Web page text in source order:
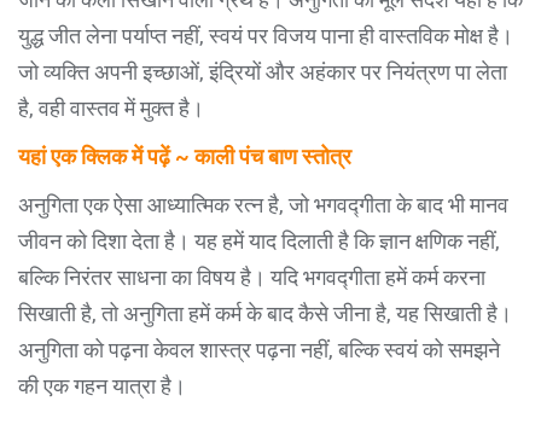
युद्ध जीत लेना पर्याप्त नहीं, स्वयं पर विजय पाना ही वास्तविक मोक्ष है।
जो व्यक्ति अपनी इच्छाओं, इंद्रियों और अहंकार पर नियंत्रण पा लेता
है, वही वास्तव में मुक्त है।
यहां एक क्लिक में पढ़ें ~ काली पंच बाण स्तोत्र
अनुगिता एक ऐसा आध्यात्मिक रत्न है, जो भगवद्गीता के बाद भी मानव
जीवन को दिशा देता है। यह हमें याद दिलाती है कि ज्ञान क्षणिक नहीं,
बल्कि निरंतर साधना का विषय है। यदि भगवद्गीता हमें कर्म करना
सिखाती है, तो अनुगिता हमें कर्म के बाद कैसे जीना है, यह सिखाती है।
अनुगिता को पढ़ना केवल शास्त्र पढ़ना नहीं, बल्कि स्वयं को समझने
की एक गहन यात्रा है।